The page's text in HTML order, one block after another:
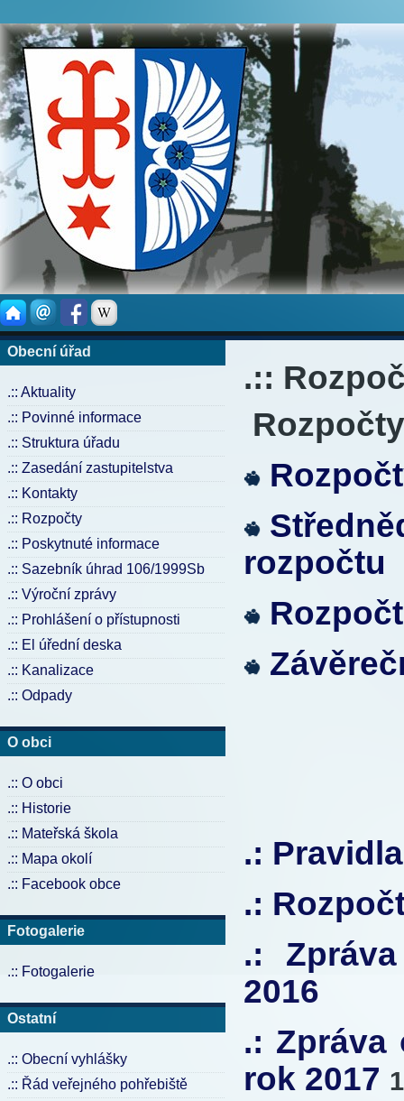
Obecní úřad
.:: Aktuality
.:: Povinné informace
.:: Struktura úřadu
.:: Zasedání zastupitelstva
.:: Kontakty
.:: Rozpočty
.:: Poskytnuté informace
.:: Sazebník úhrad 106/1999Sb
.:: Výroční zprávy
.:: Prohlášení o přístupnosti
.:: El úřední deska
.:: Kanalizace
.:: Odpady
O obci
.:: O obci
.:: Historie
.:: Mateřská škola
.:: Mapa okolí
.:: Facebook obce
Fotogalerie
.:: Fotogalerie
Ostatní
.:: Obecní vyhlášky
.:: Řád veřejného pohřebiště
.::
rozpočtu
.:
.:
.:
2016
.: Zpráva
rok 2017